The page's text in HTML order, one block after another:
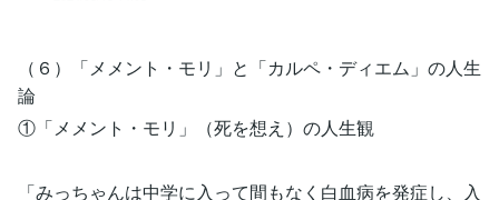
（６）「メメント・モリ」と「カルペ・ディエム」の人生
論
①「メメント・モリ」（死を想え）の人生観
「みっちゃんは中学に入って間もなく白血病を発症し、入